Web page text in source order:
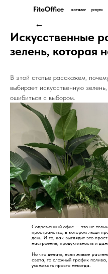
FitoOffice услуги
каталог
←
Искусственные
зелень, которая
В этой статье расскажем,
выбирает искусственную
ошибиться с выбором.
Современный офис — это не
пространство, в котором люди
день. И то, как выглядит это
настроение, продуктивность и
Но что делать, если живые
света, то сложный график
ухаживать просто некогда.